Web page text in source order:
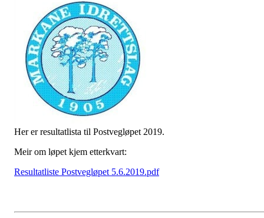
Her er resultatlista til Postvegløpet 2019.
Meir om løpet kjem etterkvart:
Resultatliste Postvegløpet 5.6.2019.pdf